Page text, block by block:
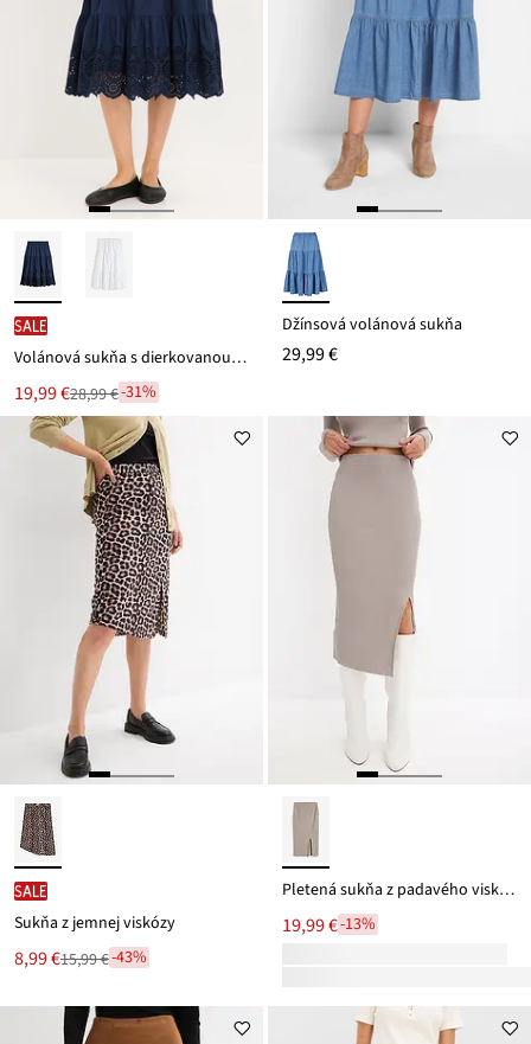
SALE
Volánová sukňa s dierkovanou vyšívkou
Nová
cena
19,99 €
Zľava
ceny
28,99 €-31%
Džínsová volánová sukňa
29,99 €
SALE
Sukňa z jemnej viskózy
Nová
cena
8,99 €
Zľava
ceny
15,99 €
15,99 €-43%
Pletená sukňa z padavého viskózového mixu
19,99 €-13%